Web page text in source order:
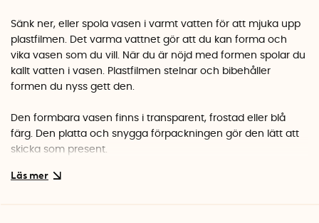
Sänk ner, eller spola vasen i varmt vatten för att mjuka upp
plastfilmen. Det varma vattnet gör att du kan forma och
vika vasen som du vill. När du är nöjd med formen spolar du
kallt vatten i vasen. Plastfilmen stelnar och bibehåller
formen du nyss gett den.
Den formbara vasen finns i transparent, frostad eller blå
färg. Den platta och snygga förpackningen gör den lätt att
skicka som present.